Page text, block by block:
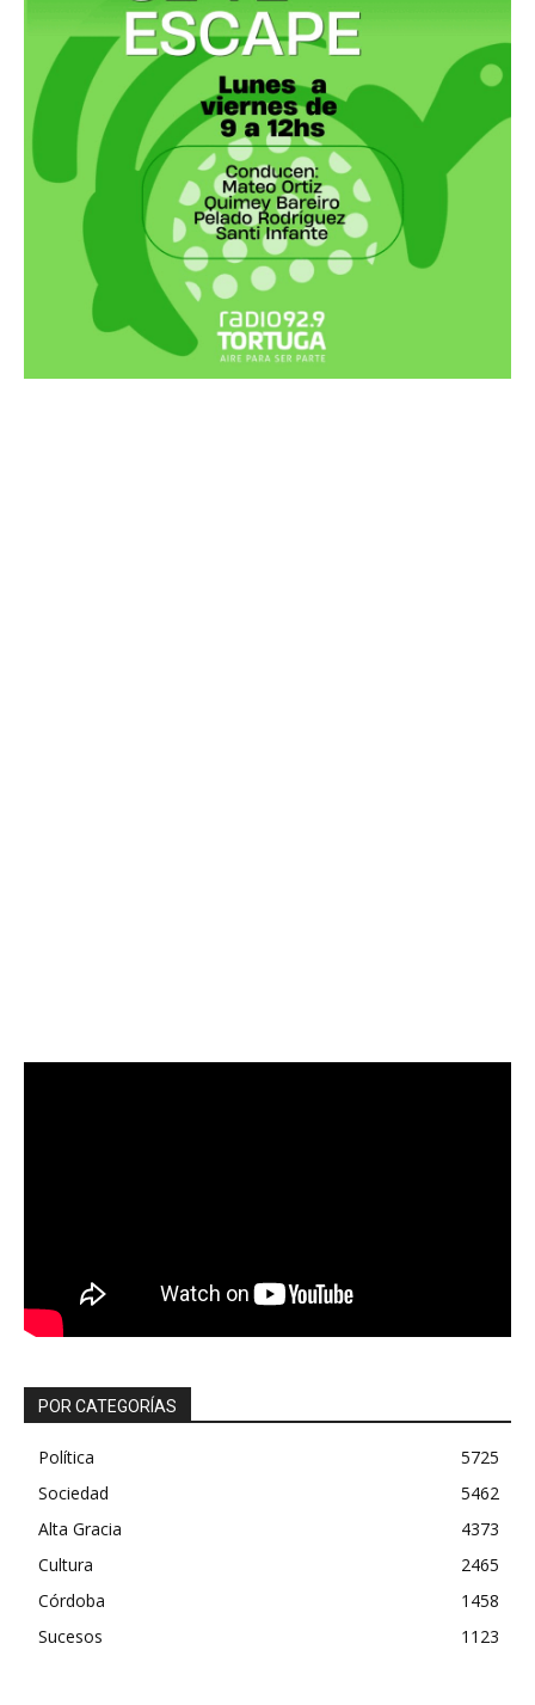
POR CATEGORÍAS
Política
5725
Sociedad
5462
Alta Gracia
4373
Cultura
2465
Córdoba
1458
Sucesos
1123